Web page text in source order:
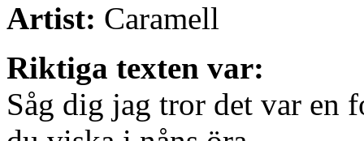
Artist: Caramell
Riktiga texten var:
Såg dig jag tror det var en